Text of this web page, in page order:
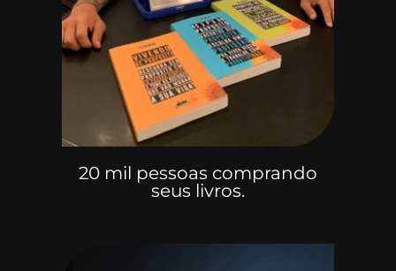
20 mil pessoas comprando
seus livros.